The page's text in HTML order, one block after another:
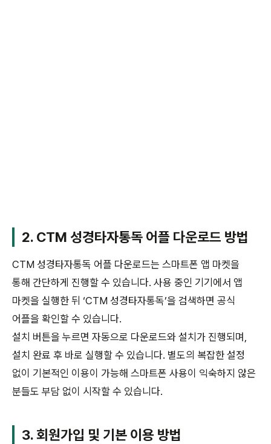
2. CTM 성경타자통독 어플 다운로드 방법
CTM 성경타자통독 어플 다운로드는 스마트폰 앱 마켓을
통해 간단하게 진행할 수 있습니다. 사용 중인 기기에서 앱
마켓을 실행한 뒤 ‘CTM 성경타자통독’을 검색하면 공식
어플을 확인할 수 있습니다.
설치 버튼을 누르면 자동으로 다운로드와 설치가 진행되며,
설치 완료 후 바로 실행할 수 있습니다. 별도의 복잡한 설정
없이 기본적인 이용이 가능해 스마트폰 사용이 익숙하지 않은
분들도 부담 없이 시작할 수 있습니다.
3. 회원가입 및 기본 이용 방법